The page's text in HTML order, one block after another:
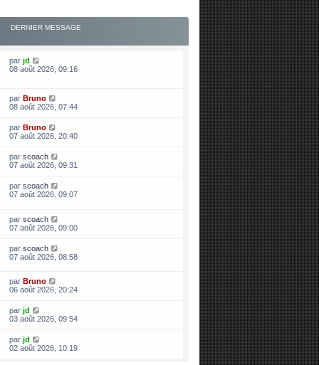
DERNIER MESSAGE
par jd
08 août 2026, 09:16
par Bruno
08 août 2026, 07:44
par Bruno
07 août 2026, 20:40
par scoach
07 août 2026, 09:31
par scoach
07 août 2026, 09:07
par scoach
07 août 2026, 09:00
par scoach
07 août 2026, 08:58
par Bruno
06 août 2026, 20:24
par jd
03 août 2026, 09:54
par jd
02 août 2026, 10:19